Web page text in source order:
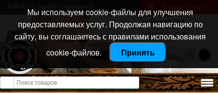
Санкт-Петербург
ул. Тележная 37 лит А
+7 (911) 021-04-08
+7 (812) 921-73-50
Товаров: 0 (0 p )
Открыть меню
Мы используем cookie-файлы для улучшения
предоставляемых услуг. Продолжая навигацию по
сайту, вы соглашаетесь с правилами использования
cookie-файлов.
Принять